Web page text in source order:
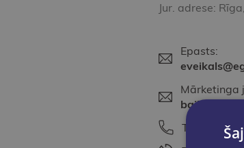
Jur. adrese:
Epasts:
Mārketinga
Tālrunis: